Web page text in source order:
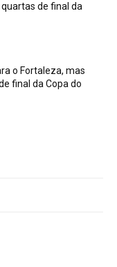
de final da
o Fortaleza, mas
final da Copa do